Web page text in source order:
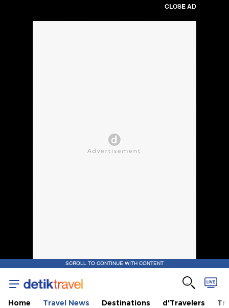
CLOSE AD
SCROLL TO CONTINUE WITH CONTENT
Home Travel News Destinations d'Travelers